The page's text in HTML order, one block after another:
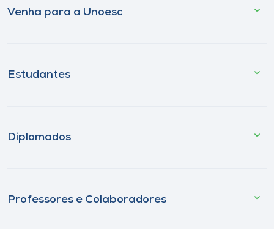
Venha para a Unoesc
Estudantes
Diplomados
Professores e Colaboradores